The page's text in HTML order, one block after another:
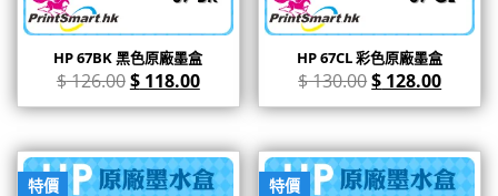
HP 67BK 黑色原廠墨盒
$126.00$118.00
HP 67CL 彩色原廠墨盒
$130.00$ 128.00
特價 特價